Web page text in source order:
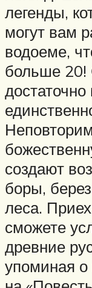
легенды,
могут вам
водоеме,
больше 20!
достаточно
создают
боры,
леса.
сможете
древние
упоминая о